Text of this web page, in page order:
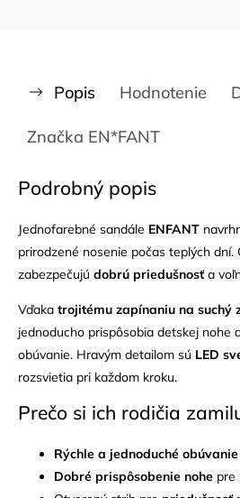
Popis Hodnotenie
Značka EN*FANT
Podrobný popis
Jednofarebné sandále ENFANT
prirodzené nosenie počas teplých
zabezpečujú dobrú priedušnosť a
Vďaka trojitému zapínaniu na suchý
jednoducho prispôsobia detskej nohe
obúvanie. Hravým detailom sú LED
rozsvietia pri každom kroku.
Prečo si ich rodičia
Rýchle a jednoduché obúvanie
Dobré prispôsobenie nohe pre